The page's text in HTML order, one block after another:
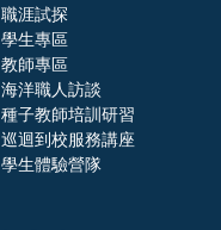
職涯試探
學生專區
教師專區
海洋職人訪談
種子教師培訓研習
巡迴到校服務講座
學生體驗營隊